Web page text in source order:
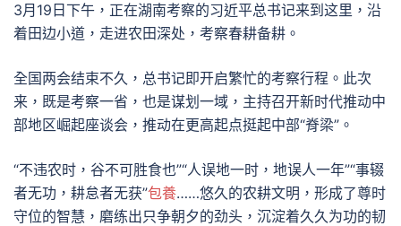
3月19日下午，正在湖南考察的习近平总书记来到这里，沿
着田边小道，走进农田深处，考察春耕备耕。
全国两会结束不久，总书记即开启繁忙的考察行程。此次
来，既是考察一省，也是谋划一域，主持召开新时代推动中
部地区崛起座谈会，推动在更高起点挺起中部“脊梁”。
“不违农时，谷不可胜食也”“人误地一时，地误人一年”“事辍
者无功，耕怠者无获”包養……悠久的农耕文明，形成了尊时
守位的智慧，磨练出只争朝夕的劲头，沉淀着久久为功的韧